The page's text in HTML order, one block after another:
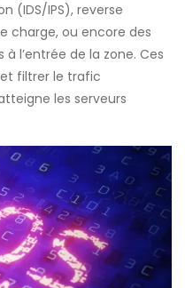
(IDS/IPS), reverse
charge, ou encore des
l’entrée de la zone. Ces
filtrer le trafic
les serveurs